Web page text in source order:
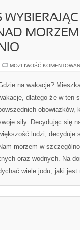
MOŻLIWOŚĆ
na wakacje?
dlatego że w ten
obowiązków,
siły. Decydując się
ludzi, decyduje
morzem w
oraz wodnych. Na
wiele jodu, jaki